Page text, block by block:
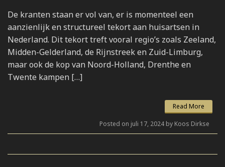
De kranten staan er vol van, er is momenteel een
aanzienlijk en structureel tekort aan huisartsen in
Nederland. Dit tekort treft vooral regio’s zoals Zeeland,
Midden-Gelderland, de Rijnstreek en Zuid-Limburg,
maar ook de kop van Noord-Holland, Drenthe en
Twente kampen […]
Read More
Posted on juli 17, 2024 by Koos Dirkse